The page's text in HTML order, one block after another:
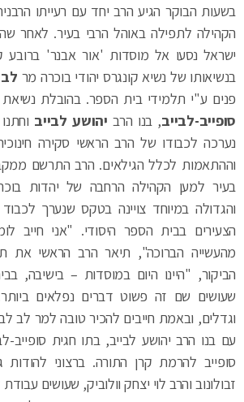
ישראל נסעו אל מוסדות 'אור אבנר' ברובע
בנשיאותו של נשיא קונגרס יהודי בוכרה מר
פנים ע"י תלמידי בית הספר. בהובלת
סופייב-לבייב, בנו הרביהושע לבייב
נערכה לכבודו של הרב הראשי סקירה
וההתאמות לכלל הגילאים. הרב התרשם
בעיר למען הקהילה הרחבה של יהדות
והגדולה במיוחד צויינה בטקס שנערך
הצעירים בבית הספר היסודי. "אני חייב
מהעשייה הברוכה", תיאר הרב הראשי את
הביקור, "היינו היום במוסדות – בישיבה,
שעושים שם זה פשוט דברים נפלאים
וגדלים, ובאמת חייבים להכיר טובה למר לב
עם בנו הרב יהושע לבייב, בתו חגית סופייב-
סופייב להרמת קרן התורה. ברצוני להודות
זבולונוב והרב לוי יצחק וולוביק, שעושים
החינוכי והפדגוגי, רואים את העשייה
בילדים במוסדות, בכל אחד ואחד מהילדים,